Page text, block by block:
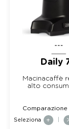
---
Daily
Macinacaffè
alto
Seleziona +